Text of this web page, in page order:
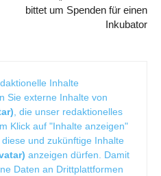
bittet um Spenden für einen
Inkubator
Inhalte
Sie externe Inhalte von
, die unser redaktionelles
Klick auf "Inhalte anzeigen"
und zukünftige Inhalte
anzeigen dürfen. Damit
Daten an Drittplattformen